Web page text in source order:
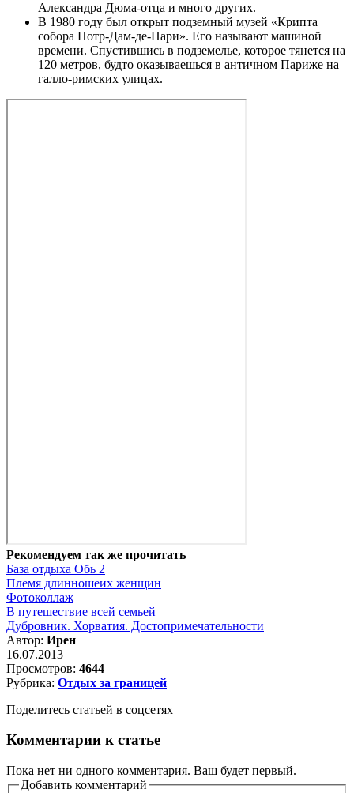
Александра Дюма-отца и много других.
В 1980 году был открыт подземный музей «Крипта
собора Нотр-Дам-де-Пари». Его называют машиной
времени. Спустившись в подземелье, которое тянется на
120 метров, будто оказываешься в античном Париже на
галло-римских улицах.
Рекомендуем так же прочитать
База отдыха Обь 2
Племя длинношеих женщин
Фотоколлаж
В путешествие всей семьей
Дубровник. Хорватия. Достопримечательности
Автор: Ирен
16.07.2013
Просмотров: 4644
Рубрика: Отдых за границей
Поделитесь статьей в соцсетях
Комментарии к статье
Пока нет ни одного комментария. Ваш будет первый.
Добавить комментарий